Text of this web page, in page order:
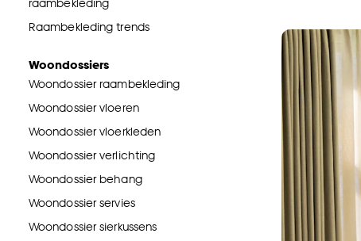
raambekleding
Raambekleding trends
Woondossiers
Woondossier raambekleding
Woondossier vloeren
Woondossier vloerkleden
Woondossier verlichting
Woondossier behang
Woondossier servies
Woondossier sierkussens